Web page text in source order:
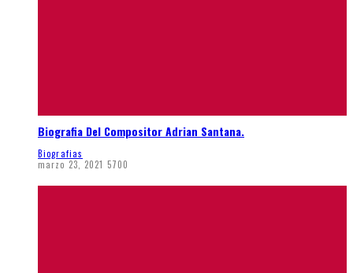
Biografia Del Compositor Adrian Santana.
Biografias
marzo 23, 2021 5700